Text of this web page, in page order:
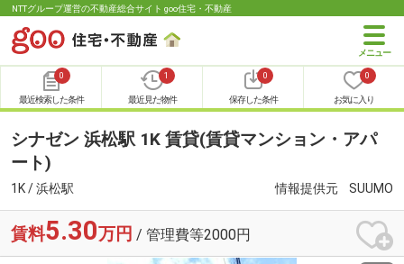
NTTグループ運営の不動産総合サイト goo住宅・不動産
0
最近検索した条件
1
最近見た物件
0
保存した条件
0
お気に入り
シナゼン 浜松駅 1K 賃貸(賃貸マンション・アパ
ート)
1K / 浜松駅 情報提供元 SUUMO
賃料5.30万円 / 管理費等2000円